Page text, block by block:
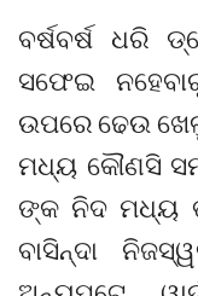
ବର୍ଷବର୍ଷ ଧରି
ସଫେଇ
ଉପରେ ଢେଉ
ମଧ୍ୟ କୌଣସି
ଙ୍କ ନିଦ ମଧ୍ୟ
ବାସିନ୍ଦା